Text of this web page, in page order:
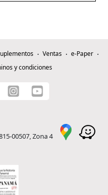
Ventas
e-Paper
y condiciones
00507, Zona 4